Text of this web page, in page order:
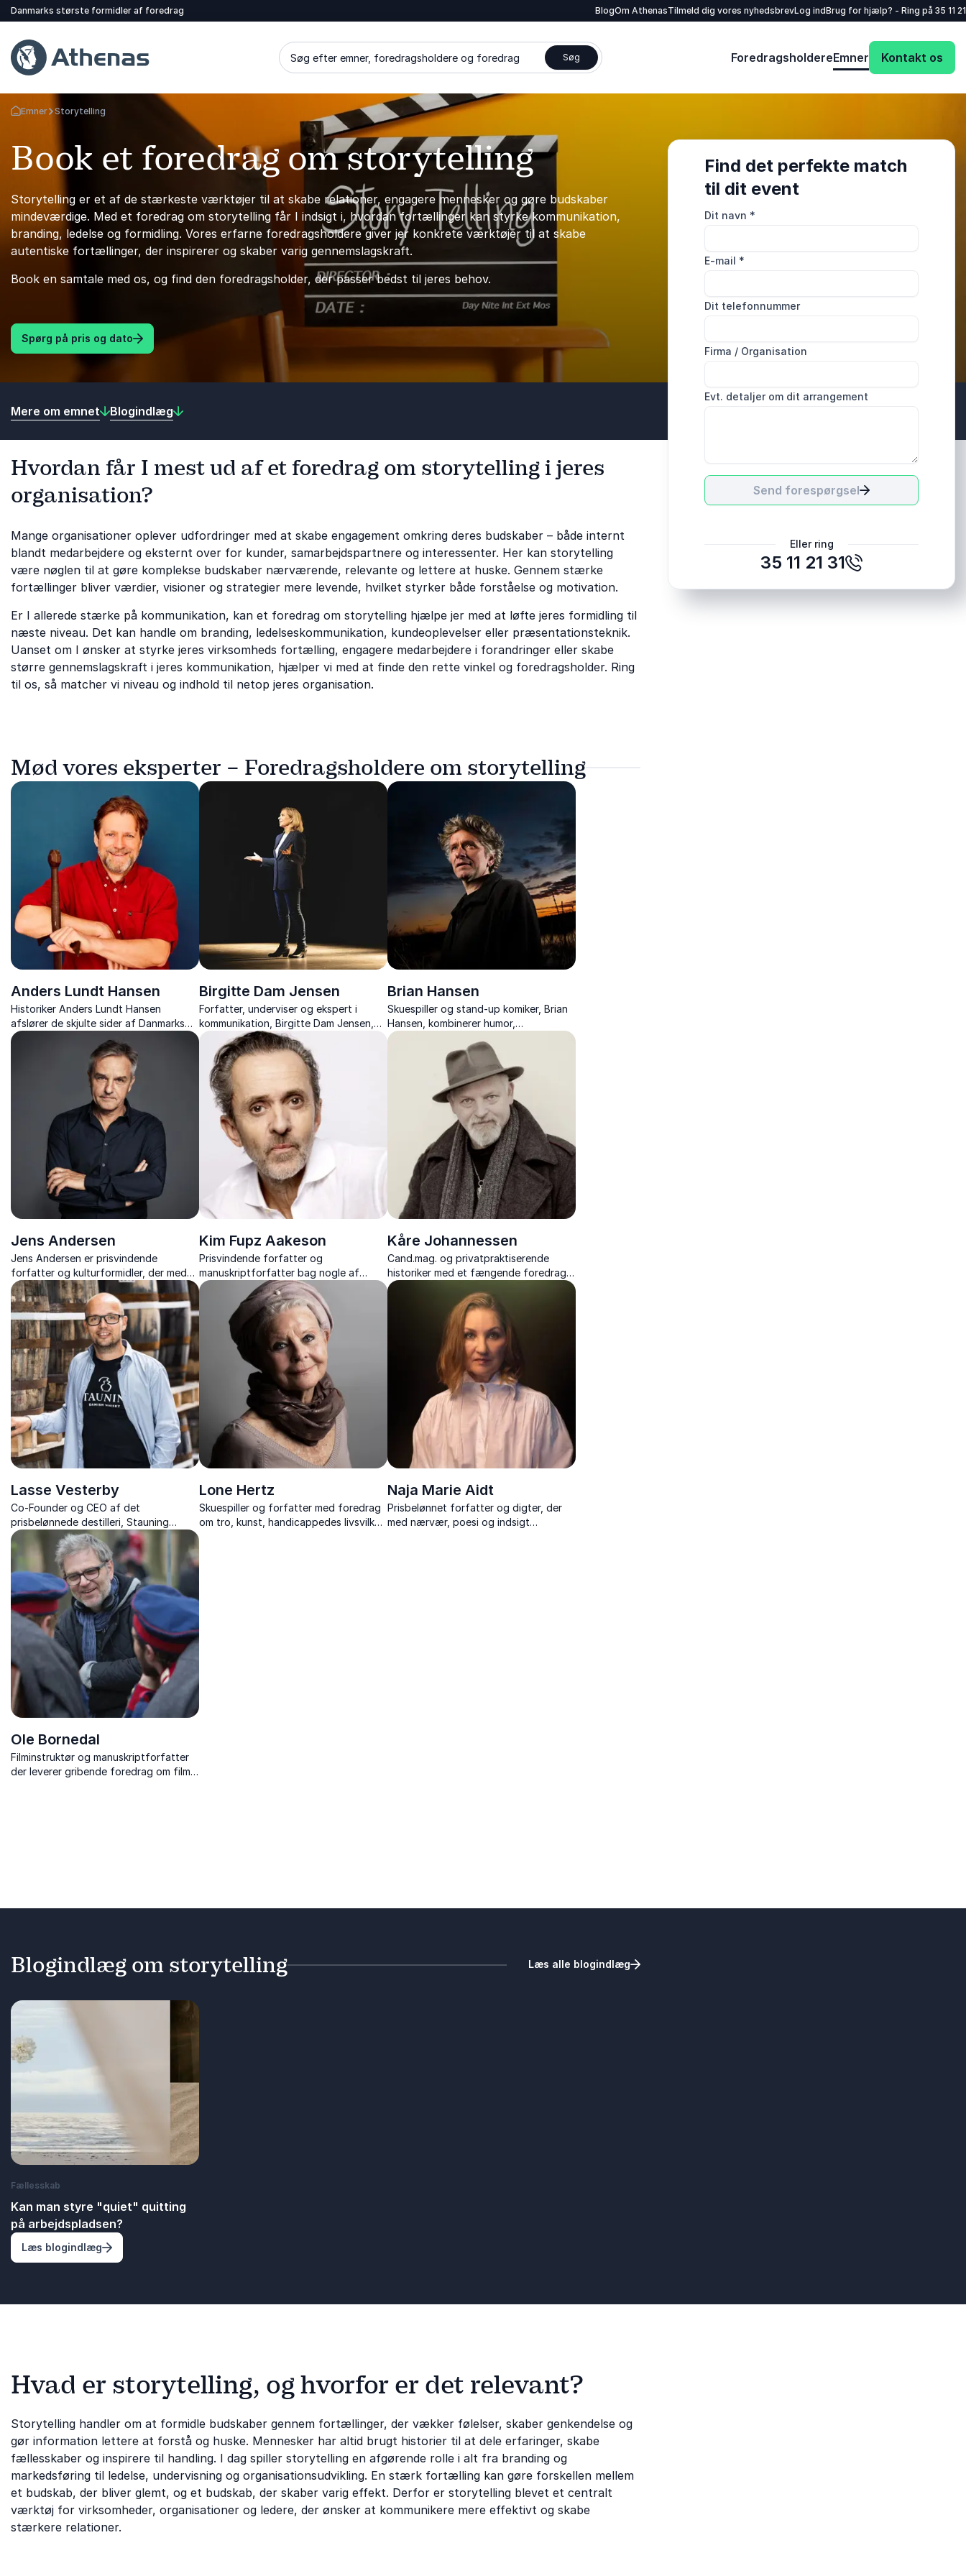
Danmarks største formidler af foredrag BlogOm AthenasTilmeld dig vores nyhedsbrevLog indBrug for hjælp? - Ring på 35 11
Søg efter emner, foredragsholdere og foredrag Søg ForedragsholdereEmner Kontakt os
Tilbage til forsiden
Emner Storytelling
Book et foredrag om storytelling
Storytelling er et af de stærkeste værktøjer til at skabe relationer, engagere mennesker og gøre budskaber
mindeværdige. Med et foredrag om storytelling får I indsigt i, hvordan fortællinger kan styrke kommunikation,
branding, ledelse og formidling. Vores erfarne foredragsholdere giver jer konkrete værktøjer til at skabe
autentiske fortællinger, der inspirerer og skaber varig gennemslagskraft.
Book en samtale med os, og find den foredragsholder, der passer bedst til jeres behov.
Spørg på pris og dato
Find det perfekte match
til dit event
Dit navn *
E-mail *
Dit telefonnummer
Firma / Organisation
Evt. detaljer om dit arrangement
Send forespørgsel
Eller ring
35 11 21 31
Mere om emnet Blogindlæg
Hvordan får I mest ud af et foredrag om storytelling i jeres
organisation?
Mange organisationer oplever udfordringer med at skabe engagement omkring deres budskaber – både internt
blandt medarbejdere og eksternt over for kunder, samarbejdspartnere og interessenter. Her kan storytelling
være nøglen til at gøre komplekse budskaber nærværende, relevante og lettere at huske. Gennem stærke
fortællinger bliver værdier, visioner og strategier mere levende, hvilket styrker både forståelse og motivation.
Er I allerede stærke på kommunikation, kan et foredrag om storytelling hjælpe jer med at løfte jeres formidling til
næste niveau. Det kan handle om branding, ledelseskommunikation, kundeoplevelser eller præsentationsteknik.
Uanset om I ønsker at styrke jeres virksomheds fortælling, engagere medarbejdere i forandringer eller skabe
større gennemslagskraft i jeres kommunikation, hjælper vi med at finde den rette vinkel og foredragsholder. Ring
til os, så matcher vi niveau og indhold til netop jeres organisation.
Mød vores eksperter – Foredragsholdere om storytelling
Anders Lundt Hansen
Historiker Anders Lundt Hansen
afslører de skjulte sider af Danmarks
historie og udfordrer myterne om
Birgitte Dam Jensen
Forfatter, underviser og ekspert i
kommunikation, Birgitte Dam Jensen,
inspirerer med foredrag om mental
styrke og robusthed.
Brian Hansen
Skuespiller og stand-up komiker, Brian
Hansen, kombinerer humor,
teatererfaring og psykologisk indsigt i
engagerende foredrag om
kommunikation og arbejdsglæde.
Jens Andersen
Jens Andersen er prisvindende
forfatter og kulturformidler, der med
levende fortællinger bringer ikoniske
personligheder som H.C. Andersen og
Kim Larsen til live.
Kim Fupz Aakeson
Prisvindende forfatter og
manuskriptforfatter bag nogle af
Danmarks mest kendte bøger, film og
tv-serier.
Kåre Johannessen
Cand.mag. og privatpraktiserende
historiker med et fængende foredrag
fyldt med humor, indsigt og levende
formidling af danmarkshistorien.
Lasse Vesterby
Co-Founder og CEO af det
prisbelønnede destilleri, Stauning
Whisky, med historien om iværksætteri,
værdibaseret ledelse og storytelling
Lone Hertz
Skuespiller og forfatter med foredrag
om tro, kunst, handicappedes livsvilkår
og et liv i rampelyset.
Naja Marie Aidt
Prisbelønnet forfatter og digter, der
med nærvær, poesi og indsigt
Ole Bornedal
Filminstruktør og manuskriptforfatter
der leverer gribende foredrag om film,
Blogindlæg om storytelling
Fællesskab
Kan man styre "quiet" quitting
på arbejdspladsen?
Læs blogindlæg: Kan man styre "quiet" quitting på arbejdspladsen?
Læs alle blogindlæg
Hvad er storytelling, og hvorfor er det relevant?
Storytelling handler om at formidle budskaber gennem fortællinger, der vækker følelser, skaber genkendelse og
gør information lettere at forstå og huske. Mennesker har altid brugt historier til at dele erfaringer, skabe
fællesskaber og inspirere til handling. I dag spiller storytelling en afgørende rolle i alt fra branding og
markedsføring til ledelse, undervisning og organisationsudvikling. En stærk fortælling kan gøre forskellen mellem
et budskab, der bliver glemt, og et budskab, der skaber varig effekt. Derfor er storytelling blevet et centralt
værktøj for virksomheder, organisationer og ledere, der ønsker at kommunikere mere effektivt og skabe
stærkere relationer.